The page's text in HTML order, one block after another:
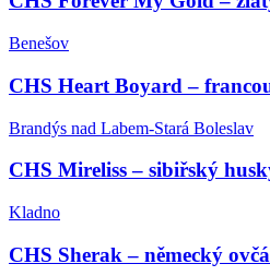
Benešov
CHS Heart Boyard –
Brandýs nad Labem-Stará Boleslav
CHS Mireliss – sibiřský
Kladno
CHS Sherak – německý